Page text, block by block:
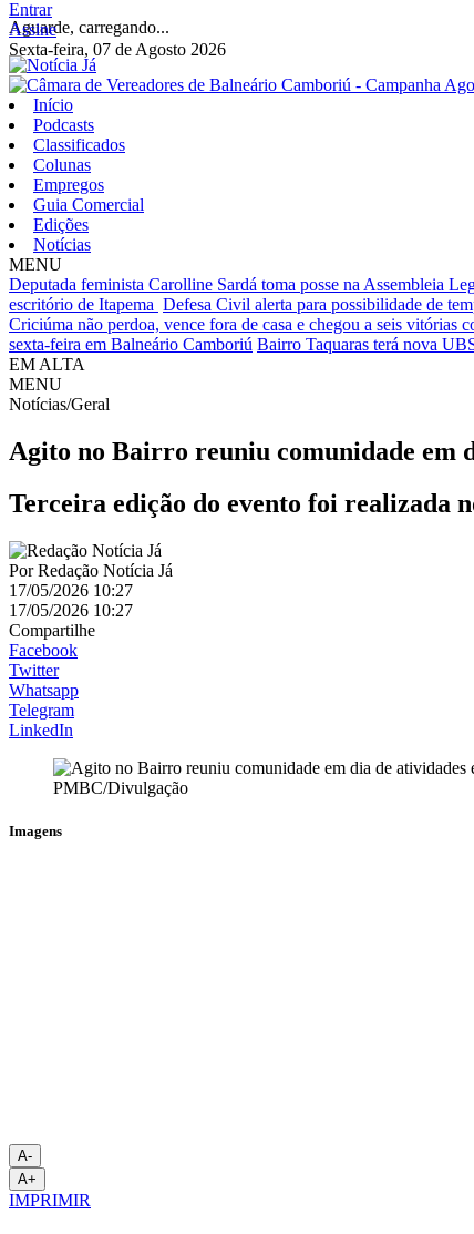
Aguarde, carregando...
Entrar
Assine
Sexta-feira, 07 de Agosto 2026
Início
Podcasts
Classificados
Colunas
Empregos
Guia Comercial
Edições
Notícias
MENU
Deputada feminista Carolline Sardá toma posse na Assembleia
escritório de Itapema Defesa Civil alerta para possibilidade de
Criciúma não perdoa, vence fora de casa e chegou a seis vitórias
sexta-feira em Balneário Camboriú Bairro Taquaras terá nova
EM ALTA
MENU
Notícias/Geral
Agito no Bairro reuniu comunidade em
Terceira edição do evento foi realizada
PorRedação Notícia Já
17/05/2026 10:27
17/05/2026 10:27
Compartilhe
Facebook
Twitter
Whatsapp
Telegram
LinkedIn
PMBC/Divulgação
Imagens
A-
A+
IMPRIMIR